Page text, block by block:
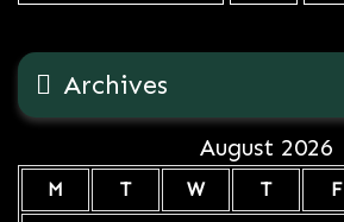
Archives
August 2026
M T W T F